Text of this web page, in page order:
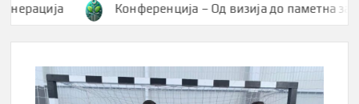
Конференција – Од визија до паметна заедница